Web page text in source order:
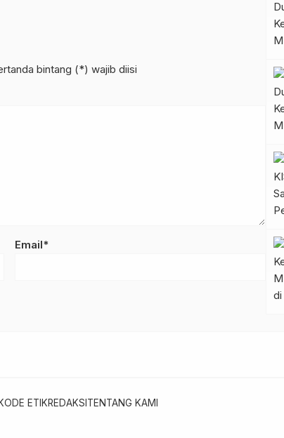
bintang (*) wajib diisi
Email*
ETIKREDAKSITENTANG KAMI